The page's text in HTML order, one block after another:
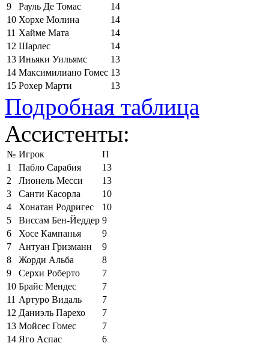
9
Рауль Де Томас
14
10 Хорхе Молина
14
11 Хайме Мата
14
12 Шарлес
14
13 Иньяки Уильямс
13
14 Максимилиано Гомес 13
15 Рохер Марти 13
Подробная таблица
Ассистенты:
№ Игрок
П
1
Пабло Сарабия
13
2
Лионель Месси
13
3
Санти Касорла
10
4
Хонатан Родригес
10
5
Виссам Бен-Йеддер 9
6
Хосе Кампанья
9
7
Антуан Гризманн
9
8
Жорди Альба
8
9
Серхи Роберто
7
10 Брайс Мендес
7
11 Артуро Видаль
7
12 Даниэль Парехо
7
13 Мойсес Гомес
7
14 Яго Аспас
6